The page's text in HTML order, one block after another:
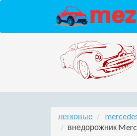
легковые
внедорожник